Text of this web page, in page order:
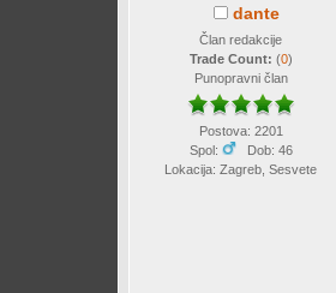
dante
Član redakcije
Trade Count: (0)
Punopravni član
Postova: 2201
Spol:
Dob: 46
Lokacija: Zagreb, Sesvete